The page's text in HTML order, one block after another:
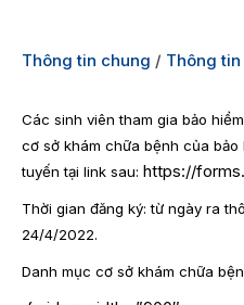
Thông tin chung / Thông
Các sinh viên tham gia bảo
cơ sở khám chữa bệnh của
tuyến tại link sau: https://
Thời gian đăng ký: từ ngày ra
24/4/2022.
Danh mục cơ sở khám chữa